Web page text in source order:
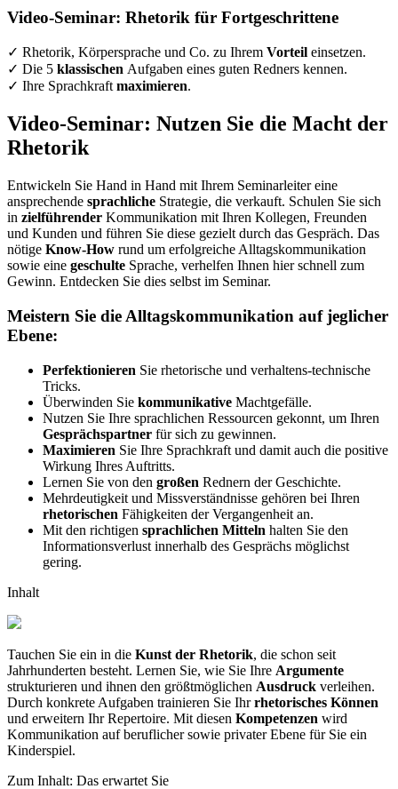
Video-Seminar: Rhetorik für Fortgeschrittene
✓ Rhetorik, Körpersprache und Co. zu Ihrem Vorteil einsetzen.
✓ Die 5 klassischen Aufgaben eines guten Redners kennen.
✓ Ihre Sprachkraft maximieren.
Video-Seminar: Nutzen Sie die Macht der
Rhetorik
Entwickeln Sie Hand in Hand mit Ihrem Seminarleiter eine
ansprechende sprachliche Strategie, die verkauft. Schulen Sie sich
in zielführender Kommunikation mit Ihren Kollegen, Freunden
und Kunden und führen Sie diese gezielt durch das Gespräch. Das
nötige Know-How rund um erfolgreiche Alltagskommunikation
sowie eine geschulte Sprache, verhelfen Ihnen hier schnell zum
Gewinn. Entdecken Sie dies selbst im Seminar.
Meistern Sie die Alltagskommunikation auf jeglicher
Ebene:
Perfektionieren Sie rhetorische und verhaltens-technische
Tricks.
Überwinden Sie kommunikative Machtgefälle.
Nutzen Sie Ihre sprachlichen Ressourcen gekonnt, um Ihren
Gesprächspartner für sich zu gewinnen.
Maximieren Sie Ihre Sprachkraft und damit auch die positive
Wirkung Ihres Auftritts.
Lernen Sie von den großen Rednern der Geschichte.
Mehrdeutigkeit und Missverständnisse gehören bei Ihren
rhetorischen Fähigkeiten der Vergangenheit an.
Mit den richtigen sprachlichen Mitteln halten Sie den
Informationsverlust innerhalb des Gesprächs möglichst
gering.
Inhalt
Tauchen Sie ein in die Kunst der Rhetorik, die schon seit
Jahrhunderten besteht. Lernen Sie, wie Sie Ihre Argumente
strukturieren und ihnen den größtmöglichen Ausdruck verleihen.
Durch konkrete Aufgaben trainieren Sie Ihrrhetorisches Können
und erweitern Ihr Repertoire. Mit diesen Kompetenzen wird
Kommunikation auf beruflicher sowie privater Ebene für Sie ein
Kinderspiel.
Zum Inhalt: Das erwartet Sie